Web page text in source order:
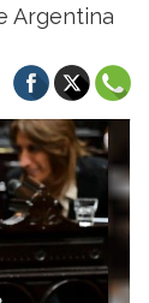
Argentina